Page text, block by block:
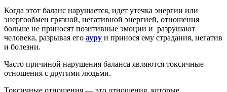
Когда этот баланс нарушается, идет утечка энергии или
энергообмен грязной, негативной энергией, отношения
больше не приносят позитивные эмоции и разрушают
человека, разрывая его ауру и принося ему страдания, негатив
и болезни.
Часто причиной нарушения баланса являются токсичные
отношения с другими людьми.